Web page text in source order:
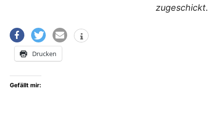
zugeschickt.
Drucken
Gefällt mir: